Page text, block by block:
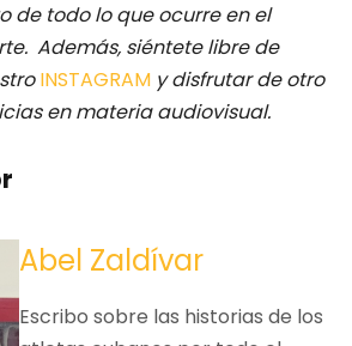
de todo lo que ocurre en el
Además, siéntete libre de
INSTAGRAM y disfrutar de otro
en materia audiovisual.
Abel Zaldívar
Escribo sobre las historias de los